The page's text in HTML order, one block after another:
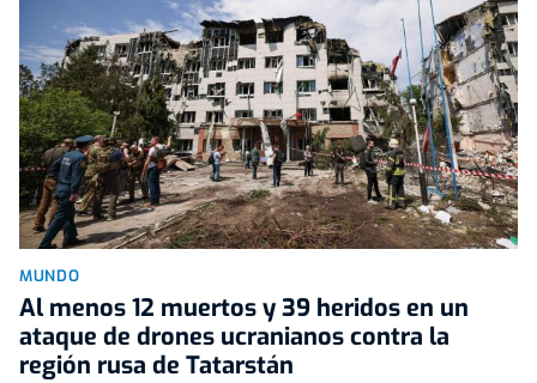
MUNDO
Al menos 12 muertos y 39 heridos en un
ataque de drones ucranianos contra la
región rusa de Tatarstán